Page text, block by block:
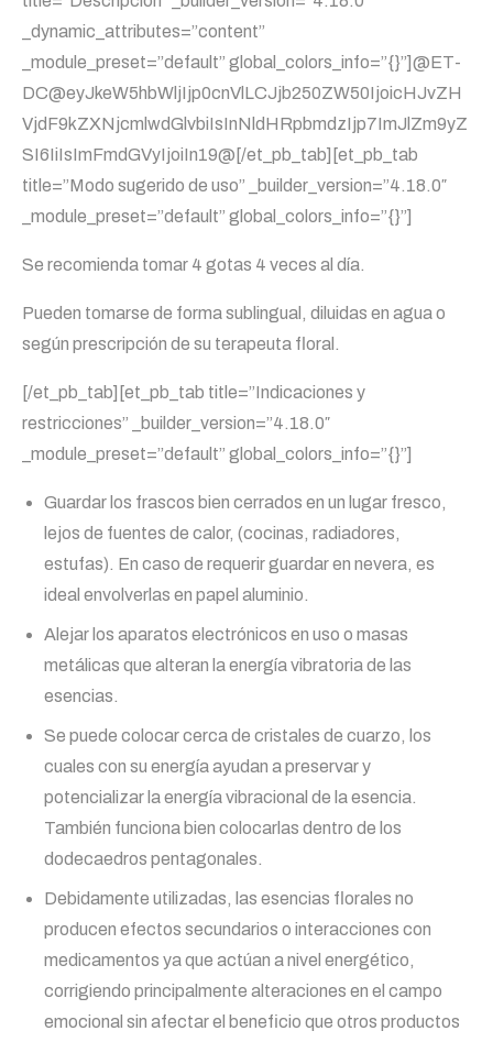
_dynamic_attributes=”content”
_module_preset=”default” global_colors_info=”{}”]@ET-
DC@eyJkeW5hbWljIjp0cnVlLCJjb250ZW50IjoicHJvZH
VjdF9kZXNjcmlwdGlvbiIsInNldHRpbmdzIjp7ImJlZm9yZ
SI6IiIsImFmdGVyIjoiIn19@[/et_pb_tab][et_pb_tab
title=”Modo sugerido de uso” _builder_version=”4.18.0″
_module_preset=”default” global_colors_info=”{}”]
Se recomienda tomar 4 gotas 4 veces al día.
Pueden tomarse de forma sublingual, diluidas en agua o
según prescripción de su terapeuta floral.
[/et_pb_tab][et_pb_tab title=”Indicaciones y
restricciones” _builder_version=”4.18.0″
_module_preset=”default” global_colors_info=”{}”]
Guardar los frascos bien cerrados en un lugar fresco,
lejos de fuentes de calor, (cocinas, radiadores,
estufas). En caso de requerir guardar en nevera, es
ideal envolverlas en papel aluminio.
Alejar los aparatos electrónicos en uso o masas
metálicas que alteran la energía vibratoria de las
esencias.
Se puede colocar cerca de cristales de cuarzo, los
cuales con su energía ayudan a preservar y
potencializar la energía vibracional de la esencia.
También funciona bien colocarlas dentro de los
dodecaedros pentagonales.
Debidamente utilizadas, las esencias florales no
producen efectos secundarios o interacciones con
medicamentos ya que actúan a nivel energético,
corrigiendo principalmente alteraciones en el campo
emocional sin afectar el beneficio que otros productos